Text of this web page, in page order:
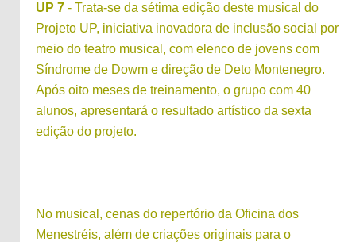
UP 7 - Trata-se da sétima edição deste musical do
Projeto UP, iniciativa inovadora de inclusão social por
meio do teatro musical, com elenco de jovens com
Síndrome de Dowm e direção de Deto Montenegro.
Após oito meses de treinamento, o grupo com 40
alunos, apresentará o resultado artístico da sexta
edição do projeto.
No musical, cenas do repertório da Oficina dos
Menestréis, além de criações originais para o